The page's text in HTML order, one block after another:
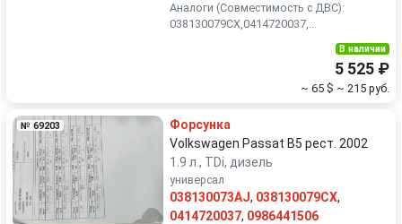
Аналоги (Совместимость с ДВС):
038130079CX,0414720037,...
В наличии
5 525 ₽
~ 65 $ ~ 215 руб.
№ 69203
Форсунка
Volkswagen Passat B5 рест. 2002
1.9 л., TDi, дизель
универсал
038130073AJ, 038130079CX,
0414720037, 0986441506